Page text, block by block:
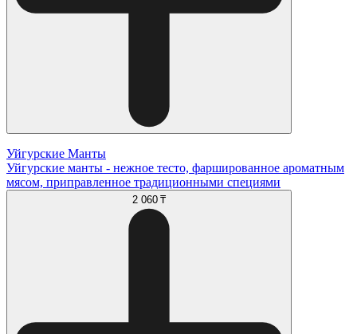
Уйгурские Манты
Уйгурские манты - нежное тесто, фаршированное ароматным
мясом, приправленное традиционными специями
2 060 ₸